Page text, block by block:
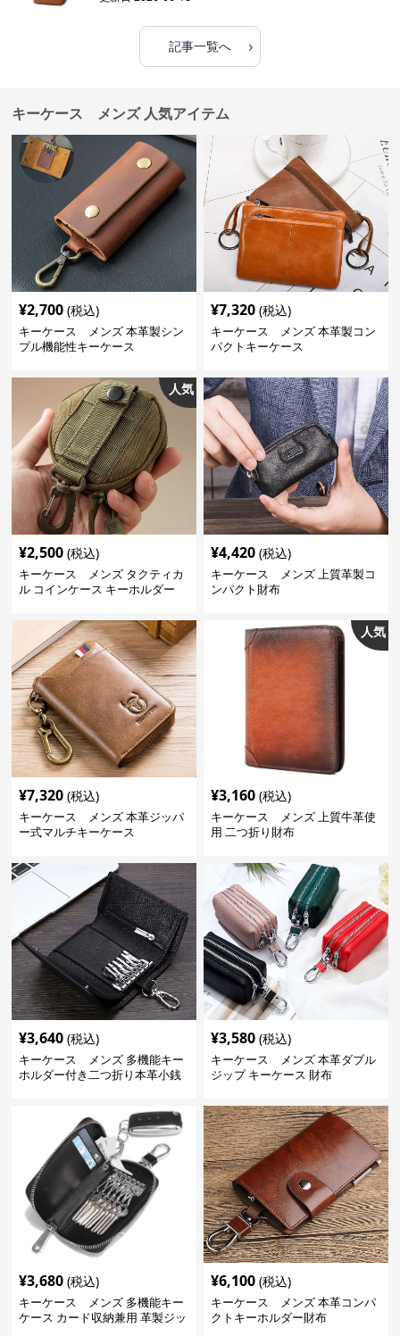
記事一覧へ ›
キーケース メンズ 人気アイテム
¥2,700 (税込)
キーケース メンズ 本革製シン
プル機能性キーケース
¥7,320 (税込)
キーケース メンズ 本革製コン
パクトキーケース
人気
¥2,500 (税込)
キーケース メンズ タクティカ
ル コインケース キーホルダー
¥4,420 (税込)
キーケース メンズ 上質革製コ
ンパクト財布
¥7,320 (税込)
キーケース メンズ 本革ジッパ
ー式マルチキーケース
人気
¥3,160 (税込)
キーケース メンズ 上質牛革使
用 二つ折り財布
¥3,640 (税込)
キーケース メンズ 多機能キー
ホルダー付き二つ折り本革小銭
¥3,580 (税込)
キーケース メンズ 本革ダブル
ジップ キーケース 財布
¥3,680 (税込)
キーケース メンズ 多機能キー
ケース カード収納兼用 革製ジッ
¥6,100 (税込)
キーケース メンズ 本革コンパ
クトキーホルダー財布